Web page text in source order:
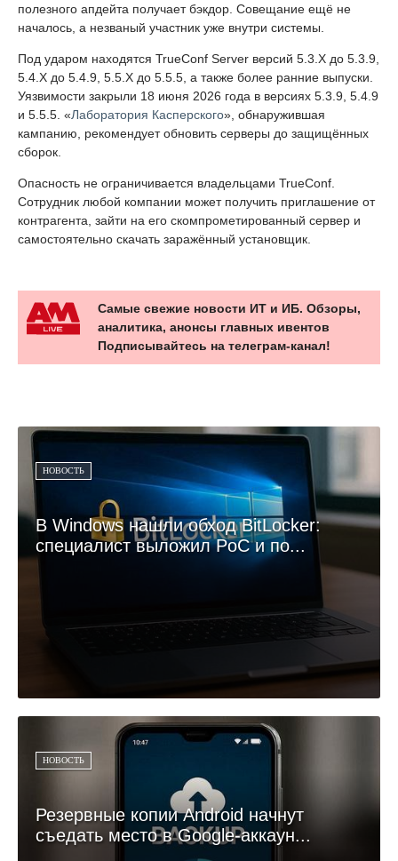
полезного апдейта получает бэкдор. Совещание ещё не
началось, а незваный участник уже внутри системы.
Под ударом находятся TrueConf Server версий 5.3.X до 5.3.9,
5.4.X до 5.4.9, 5.5.X до 5.5.5, а также более ранние выпуски.
Уязвимости закрыли 18 июня 2026 года в версиях 5.3.9, 5.4.9
и 5.5.5. «Лаборатория Касперского», обнаружившая
кампанию, рекомендует обновить серверы до защищённых
сборок.
Опасность не ограничивается владельцами TrueConf.
Сотрудник любой компании может получить приглашение от
контрагента, зайти на его скомпрометированный сервер и
самостоятельно скачать заражённый установщик.
Самые свежие новости ИТ и ИБ. Обзоры,
аналитика, анонсы главных ивентов
Подписывайтесь на телеграм-канал!
НОВОСТЬ
В Windows нашли обход BitLocker:
специалист выложил PoC и по...
НОВОСТЬ
Резервные копии Android начнут
съедать место в Google-аккаун...